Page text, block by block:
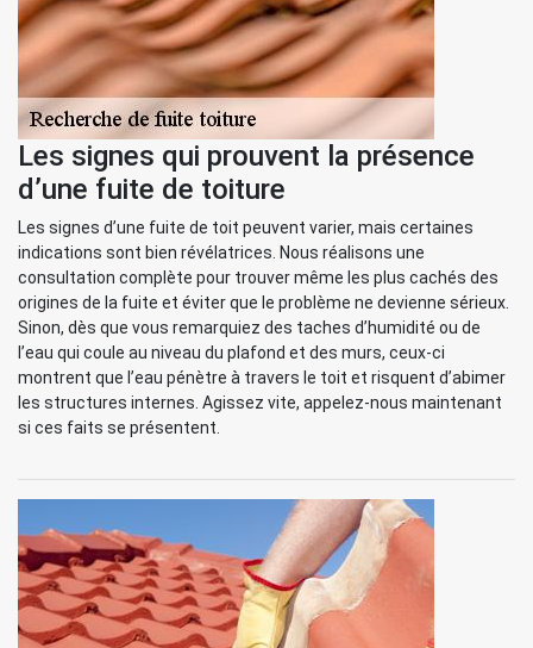
Les signes qui prouvent la présence
d’une fuite de toiture
Les signes d’une fuite de toit peuvent varier, mais certaines
indications sont bien révélatrices. Nous réalisons une
consultation complète pour trouver même les plus cachés des
origines de la fuite et éviter que le problème ne devienne sérieux.
Sinon, dès que vous remarquiez des taches d’humidité ou de
l’eau qui coule au niveau du plafond et des murs, ceux-ci
montrent que l’eau pénètre à travers le toit et risquent d’abimer
les structures internes. Agissez vite, appelez-nous maintenant
si ces faits se présentent.